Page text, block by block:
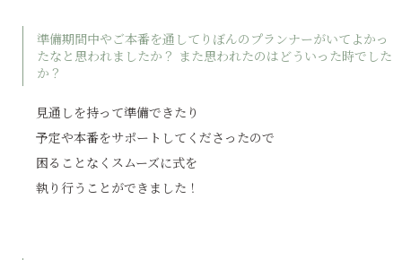
準備期間中やご本番を通してりぼんのプランナーがいてよかっ
たなと思われましたか？ また思われたのはどういった時でした
か？
見通しを持って準備できたり
予定や本番をサポートしてくださったので
困ることなくスムーズに式を
執り行うことができました！